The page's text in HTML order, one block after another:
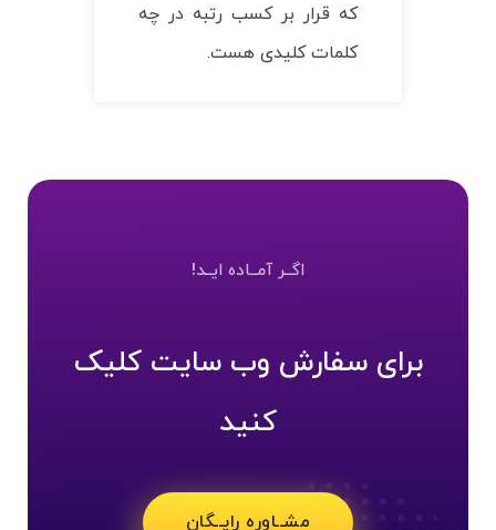
که قرار بر کسب رتبه در چه
کلمات کلیدی هست.
اگــر آمــاده ایــد!
برای سفارش وب سایت کلیک
کنید
مشــاوره رایــگان